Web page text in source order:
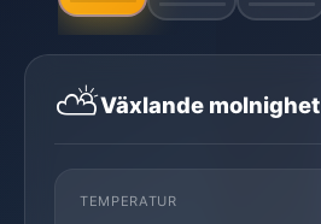
⛅Växlande molnighet
TEMPERATUR